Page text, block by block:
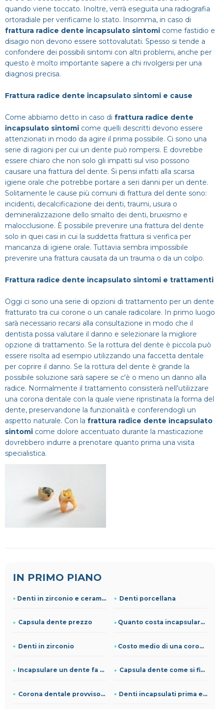
quando viene toccato. Inoltre, verrà eseguita una radiografia
ortoradiale per verificarne lo stato. Insomma, in caso di
frattura radice dente incapsulato sintomi come fastidio e
disagio non devono essere sottovalutati. Spesso si tende a
confondere dei possibili sintomi con altri problemi, anche per
questo è molto importante sapere a chi rivolgersi per una
diagnosi precisa.
Frattura radice dente incapsulato sintomi e cause
Come abbiamo detto in caso di frattura radice dente
incapsulato sintomi come quelli descritti devono essere
attenzionati in modo da agire il prima possibile. Ci sono una
serie di ragioni per cui un dente può rompersi. E dovrebbe
essere chiaro che non solo gli impatti sul viso possono
causare una frattura del dente. Si pensi infatti alla scarsa
igiene orale che potrebbe portare a seri danni per un dente.
Solitamente le cause più comuni di frattura del dente sono:
incidenti, decalcificazione dei denti, traumi, usura o
demineralizzazione dello smalto dei denti, bruxismo e
malocclusione. È possibile prevenire una frattura del dente
solo in quei casi in cui la suddetta frattura si verifica per
mancanza di igiene orale. Tuttavia sembra impossibile
prevenire una frattura causata da un trauma o da un colpo.
Frattura radice dente incapsulato sintomi e trattamenti
Oggi ci sono una serie di opzioni di trattamento per un dente
fratturato tra cui corone o un canale radicolare. In primo luogo
sarà necessario recarsi alla consultazione in modo che il
dentista possa valutare il danno e selezionare la migliore
opzione di trattamento. Se la rottura del dente è piccola può
essere risolta ad esempio utilizzando una faccetta dentale
per coprire il danno. Se la rottura del dente è grande la
possibile soluzione sarà sapere se c'è o meno un danno alla
radice. Normalmente il trattamento consisterà nell'utilizzare
una corona dentale con la quale viene ripristinata la forma del
dente, preservandone la funzionalità e conferendogli un
aspetto naturale. Con la frattura radice dente incapsulato
sintomi come dolore accentuato durante la masticazione
dovrebbero indurre a prenotare quanto prima una visita
specialistica.
IN PRIMO PIANO
Denti in zirconio e ceramica prezzi Denti porcellana
Capsula dente prezzo Quanto costa incapsulare un dente
Denti in zirconio Costo medio di una corona dentale
Incapsulare un dente fa male Capsula dente come si fissa
Corona dentale provvisoria Denti incapsulati prima e dopo